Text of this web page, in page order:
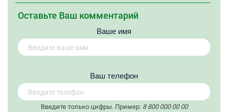
Оставьте Ваш комментарий
Ваше имя
Вaш телефон
Введите только цифры. Пример: 8 800 000 00 00